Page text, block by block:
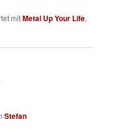
mitMetal Up Your Life,
Stefan